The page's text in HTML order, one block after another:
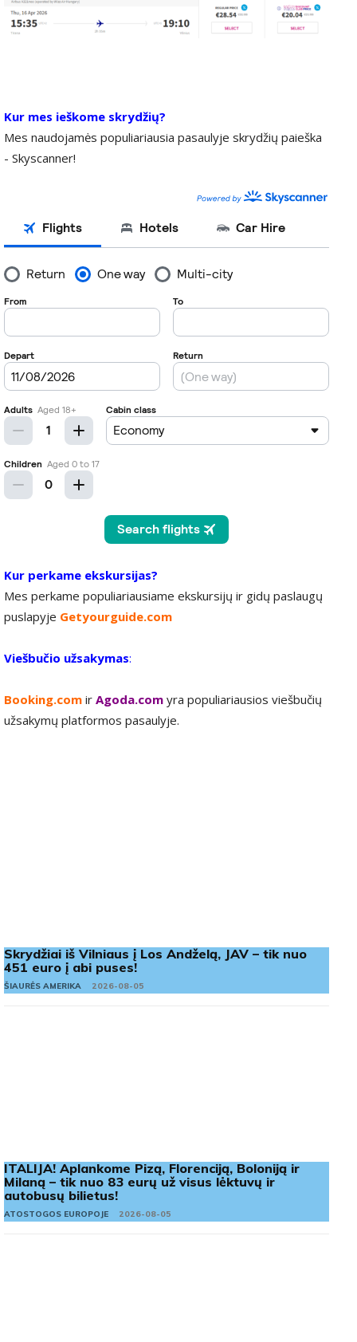
Kur mes ieškome skrydžių?
Mes naudojamės populiariausia pasaulyje skrydžių paieška
- Skyscanner!
Kur perkame ekskursijas?
Mes perkame populiariausiame ekskursijų ir gidų paslaugų
puslapyje Getyourguide.com
Viešbučio užsakymas:
Booking.com ir Agoda.com yra populiariausios viešbučių
užsakymų platformos pasaulyje.
Skrydžiai iš Vilniaus į Los Andželą, JAV – tik nuo
451 euro į abi puses!
ŠIAURĖS AMERIKA 2026-08-05
ITALIJA! Aplankome Pizą, Florenciją, Boloniją ir
Milaną – tik nuo 83 eurų už visus lėktuvų ir
autobusų bilietus!
ATOSTOGOS EUROPOJE 2026-08-05